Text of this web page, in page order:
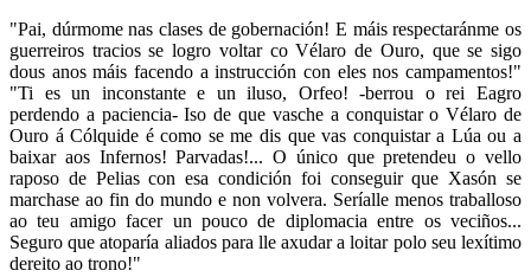
"Pai, dúrmome nas clases de gobernación! E máis respectaránme os
guerreiros tracios se logro voltar co Vélaro de Ouro, que se sigo
dous anos máis facendo a instrucción con eles nos campamentos!"
"Ti es un inconstante e un iluso, Orfeo! -berrou o rei Eagro
perdendo a paciencia- Iso de que vasche a conquistar o Vélaro de
Ouro á Cólquide é como se me dis que vas conquistar a Lúa ou a
baixar aos Infernos! Parvadas!... O único que pretendeu o vello
raposo de Pelias con esa condición foi conseguir que Xasón se
marchase ao fin do mundo e non volvera. Seríalle menos traballoso
ao teu amigo facer un pouco de diplomacia entre os veciños...
Seguro que atoparía aliados para lle axudar a loitar polo seu lexítimo
dereito ao trono!"